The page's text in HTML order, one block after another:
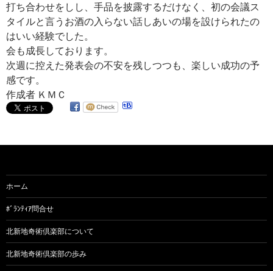
打ち合わせをしし、手品を披露するだけなく、初の会議ス
タイルと言うお酒の入らない話しあいの場を設けられたの
はいい経験でした。
会も成長しております。
次週に控えた発表会の不安を残しつつも、楽しい成功の予
感です。
作成者 ＫＭＣ
ホーム
ﾎﾞﾗﾝﾃｨｱ問合せ
北新地奇術倶楽部について
北新地奇術倶楽部の歩み